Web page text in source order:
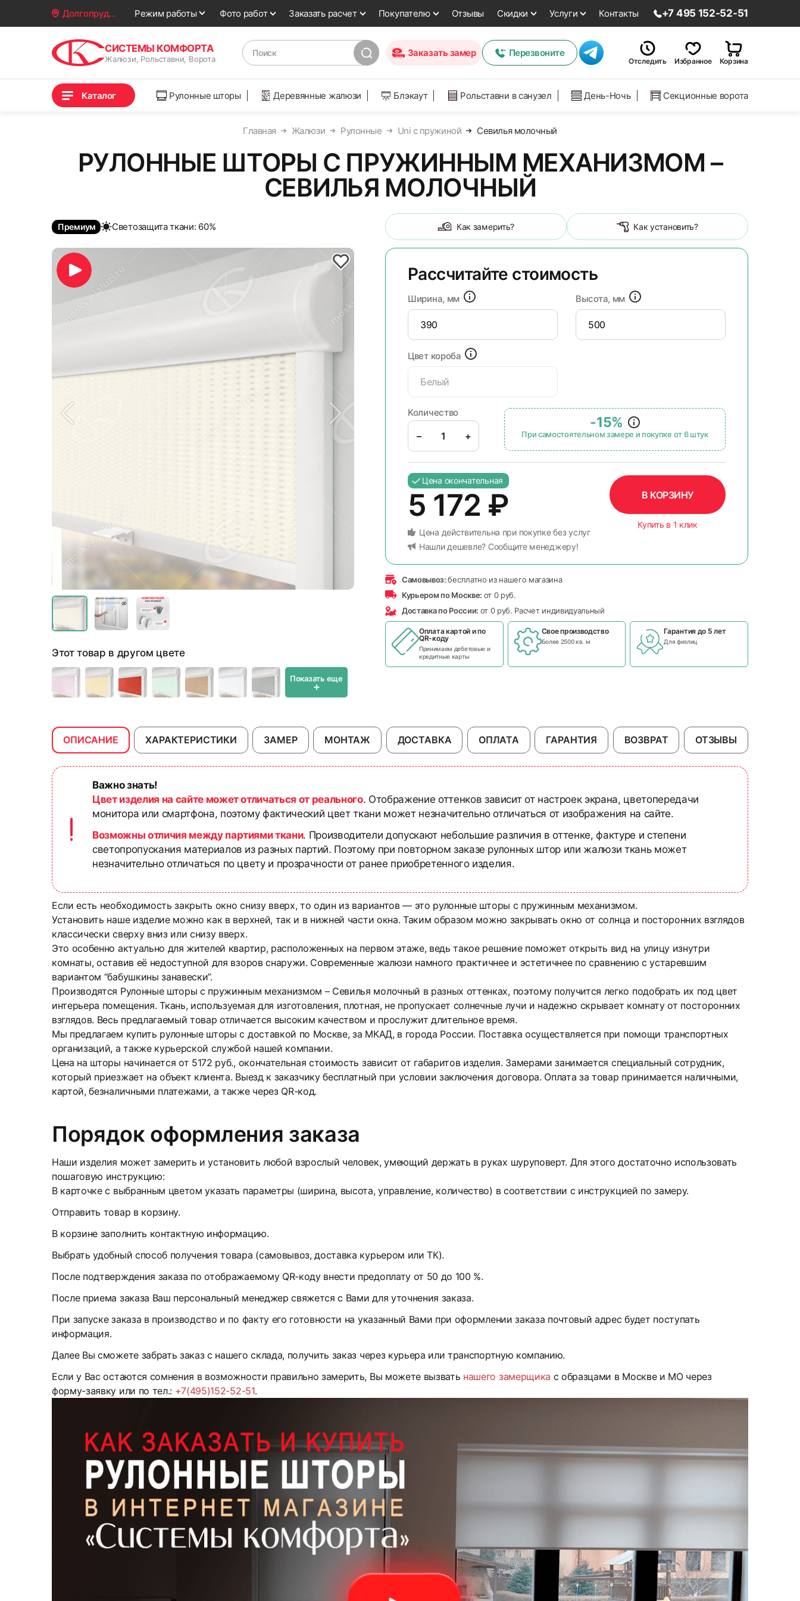
Долгопрудный Режим работы Фото работ Заказать расчет Покупателю Отзывы Скидки Услуги Контакты +7 495 152-52-51
СИСТЕМЫ КОМФОРТА
Жалюзи, Рольставни, Ворота
Заказать замер Перезвоните
Отследить Избранное Корзина
Каталог Рулонные шторы Деревянные жалюзи Блэкаут Рольставни в санузел День-Ночь Секционные ворота
Главная Жалюзи Рулонные Uni с пружиной Севилья молочный
РУЛОННЫЕ ШТОРЫ С ПРУЖИННЫМ МЕХАНИЗМОМ –
СЕВИЛЬЯ МОЛОЧНЫЙ
Премиум Cветозащита ткани: 60% Как замерить? Как установить?
Этот товар в другом цвете
Показать еще
+
Рассчитайте стоимость
Ширина, мм Высота, мм
Цвет короба
Белый
Количество
– +
-15%
При самостоятельном замере и покупке от 6 штук
Цена окончательная
5 172 ₽
Цена действительна при покупке без услуг
Нашли дешевле? Сообщите менеджеру!
В КОРЗИНУ
Купить в 1 клик
Самовывоз:бесплатно из нашего магазина
Курьером по Москве: от 0 руб.
Доставка по России: от 0 руб. Расчет индивидуальный
Оплата картой и по
QR-коду
Принимаем дебетовые и
кредитные карты
Свое производство
Более 2500 кв. м
Гарантия до 5 лет
Для физлиц
ОПИСАНИЕ ХАРАКТЕРИСТИКИ ЗАМЕР МОНТАЖ ДОСТАВКА ОПЛАТА ГАРАНТИЯ ВОЗВРАТ ОТЗЫВЫ
Важно знать!
Цвет изделия на сайте может отличаться от реального. Отображение оттенков зависит от настроек экрана, цветопередачи
монитора или смартфона, поэтому фактический цвет ткани может незначительно отличаться от изображения на сайте.
Возможны отличия между партиями ткани. Производители допускают небольшие различия в оттенке, фактуре и степени
светопропускания материалов из разных партий. Поэтому при повторном заказе рулонных штор или жалюзи ткань может
незначительно отличаться по цвету и прозрачности от ранее приобретенного изделия.
Если есть необходимость закрыть окно снизу вверх, то один из вариантов — это рулонные шторы с пружинным механизмом.
Установить наше изделие можно как в верхней, так и в нижней части окна. Таким образом можно закрывать окно от солнца и посторонних взглядов
классически сверху вниз или снизу вверх.
Это особенно актуально для жителей квартир, расположенных на первом этаже, ведь такое решение поможет открыть вид на улицу изнутри
комнаты, оставив её недоступной для взоров снаружи. Современные жалюзи намного практичнее и эстетичнее по сравнению с устаревшим
вариантом “бабушкины занавески”.
Производятся Рулонные шторы с пружинным механизмом – Севилья молочный в разных оттенках, поэтому получится легко подобрать их под цвет
интерьера помещения. Ткань, используемая для изготовления, плотная, не пропускает солнечные лучи и надежно скрывает комнату от посторонних
взглядов. Весь предлагаемый товар отличается высоким качеством и прослужит длительное время.
Мы предлагаем купить рулонные шторы с доставкой по Москве, за МКАД, в города России. Поставка осуществляется при помощи транспортных
организаций, а также курьерской службой нашей компании.
Цена на шторы начинается от 5172 руб., окончательная стоимость зависит от габаритов изделия. Замерами занимается специальный сотрудник,
который приезжает на объект клиента. Выезд к заказчику бесплатный при условии заключения договора. Оплата за товар принимается наличными,
картой, безналичными платежами, а также через QR-код.
Порядок оформления заказа
Наши изделия может замерить и установить любой взрослый человек, умеющий держать в руках шуруповерт. Для этого достаточно использовать
пошаговую инструкцию:
В карточке с выбранным цветом указать параметры (ширина, высота, управление, количество) в соответствии с инструкцией по замеру.
Отправить товар в корзину.
В корзине заполнить контактную информацию.
Выбрать удобный способ получения товара (самовывоз, доставка курьером или ТК).
После подтверждения заказа по отображаемому QR-коду внести предоплату от 50 до 100 %.
После приема заказа Ваш персональный менеджер свяжется с Вами для уточнения заказа.
При запуске заказа в производство и по факту его готовности на указанный Вами при оформлении заказа почтовый адрес будет поступать
информация.
Далее Вы сможете забрать заказ с нашего склада, получить заказ через курьера или транспортную компанию.
Если у Вас остаются сомнения в возможности правильно замерить, Вы можете вызвать нашего замерщика с образцами в Москве и МО через
форму-заявку или по тел.: +7(495)152-52-51.